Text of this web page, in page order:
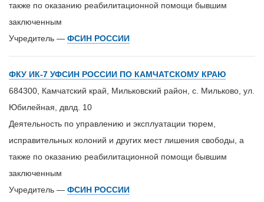
также по оказанию реабилитационной помощи бывшим
заключенным
Учредитель — ФСИН РОССИИ
ФКУ ИК-7 УФСИН РОССИИ ПО КАМЧАТСКОМУ КРАЮ
684300, Камчатский край, Мильковский район, с. Мильково, ул.
Юбилейная, двлд. 10
Деятельность по управлению и эксплуатации тюрем,
исправительных колоний и других мест лишения свободы, а
также по оказанию реабилитационной помощи бывшим
заключенным
Учредитель — ФСИН РОССИИ